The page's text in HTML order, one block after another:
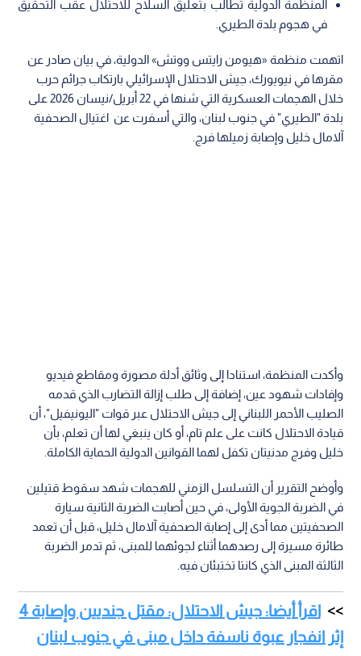
المنظمة الدولية تطالب بتعليق السلاح للاحتلال عقب التحقيق
في هجوم بلدة الطيري.
اتهمت منظمة «هيومن رايتس ووتش» الدولية، في بيان صادر عن
مقرها في نيويورك، جيش الاحتلال الإسرائيلي بارتكاب جرائم حرب
خلال الهجمات العسكرية التي شنها في 22 أبريل/نيسان 2026 على
بلدة "الطيري" في جنوب لبنان، والتي أسفرت عن اغتيال الصحفية
آلامال خليل وإصابة زميلها فرج.
وأكدت المنظمة، استنادا إلى وثائق أدلة مصورة ومقاطع فيديو
وإفادات شهود عين، إضافة إلى طلب إزالة التضارب الذي قدمه
الصليب الأحمر اللبناني إلى جيش الاحتلال عبر قوات "اليونيفيل"، أن
قيادة الاحتلال كانت على علم تام، أو كان ينبغي لها أن تعلم، بأن
خليل وفرج مدنيتان تكفل لهما القوانين الدولية الحماية الكاملة.
وأوضح التقرير أن التسلسل الزمني للهجمات شهد سقوط قتيلين
في الضربة الجوية الأولى، في حين أصابت الضربة الثانية سيارة
الصحفيتين مما أدى إلى إصابة الصحفية آلامال خليل، قبل أن تعمد
طائرة مسيرة إلى رصدهما أثناء لجوئهما للمبنى، ثم تدمر الضربة
الثالثة المبنى الذي كانتا تختبئان فيه.
اقرأ أيضا: جيش الاحتلال: مقتل جنديين وإصابة 4
إثر انفجار عبوة ناسفة داخل مبنى في جنوب لبنان